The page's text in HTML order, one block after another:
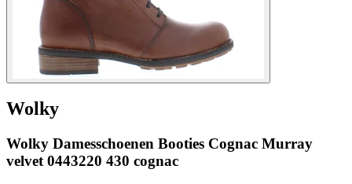
Wolky
Wolky Damesschoenen Booties Cognac Murray
velvet 0443220 430 cognac